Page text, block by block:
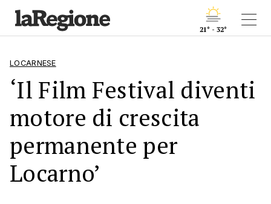
21° - 32°
LOCARNESE
‘Il Film Festival diventi
motore di crescita
permanente per
Locarno’